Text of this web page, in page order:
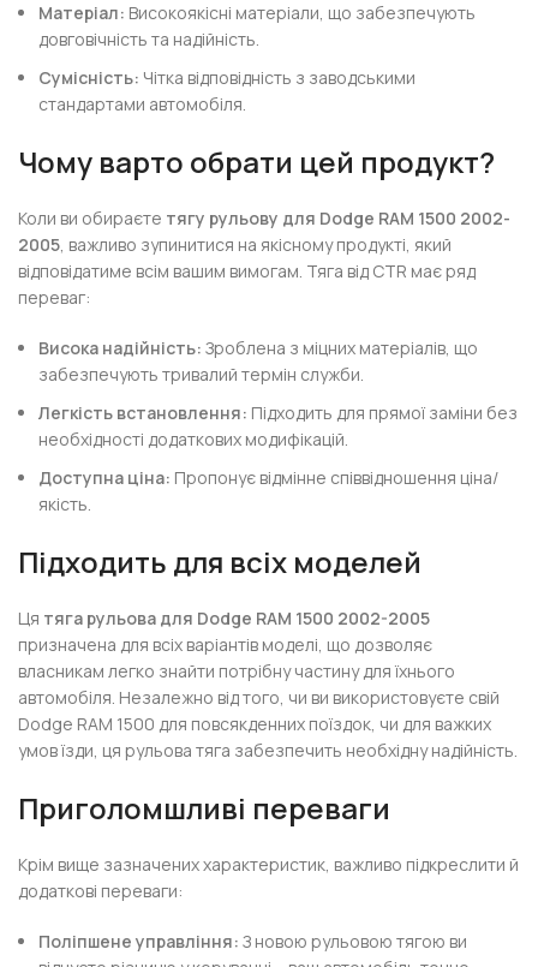
Матеріал: Високоякісні матеріали, що забезпечують
довговічність та надійність.
Сумісність: Чітка відповідність з заводськими
стандартами автомобіля.
Чому варто обрати цей продукт?
Коли ви обираєте тягу рульову для Dodge RAM 1500 2002-
2005, важливо зупинитися на якісному продукті, який
відповідатиме всім вашим вимогам. Тяга від CTR має ряд
переваг:
Висока надійність: Зроблена з міцних матеріалів, що
забезпечують тривалий термін служби.
Легкість встановлення: Підходить для прямої заміни без
необхідності додаткових модифікацій.
Доступна ціна: Пропонує відмінне співвідношення ціна/
якість.
Підходить для всіх моделей
Ця тяга рульова для Dodge RAM 1500 2002-2005
призначена для всіх варіантів моделі, що дозволяє
власникам легко знайти потрібну частину для їхнього
автомобіля. Незалежно від того, чи ви використовуєте свій
Dodge RAM 1500 для повсякденних поїздок, чи для важких
умов їзди, ця рульова тяга забезпечить необхідну надійність.
Приголомшливі переваги
Крім вище зазначених характеристик, важливо підкреслити й
додаткові переваги:
Поліпшене управління: З новою рульовою тягою ви